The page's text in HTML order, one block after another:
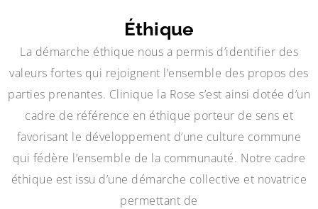
Éthique
La démarche éthique nous a permis d’identifier des
valeurs fortes qui rejoignent l’ensemble des propos des
parties prenantes. Clinique la Rose s’est ainsi dotée d’un
cadre de référence en éthique porteur de sens et
favorisant le développement d’une culture commune
qui fédère l’ensemble de la communauté. Notre cadre
éthique est issu d’une démarche collective et novatrice
permettant de